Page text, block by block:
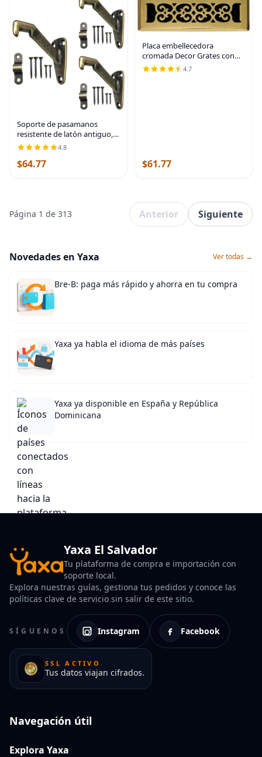
Soporte de pasamanos
resistente de latón antiguo,
paquete de 3 | HOWTOOL
4.8
$64.77
Placa embellecedora
cromada Decor Grates con
ornamento4.7
$61.77
Página 1 de 313 Anterior Siguiente
Novedades en Yaxa Ver todas →
Bre-B: paga más rápido y ahorra en tu compra
Yaxa ya habla el idioma de más países
Yaxa ya disponible en España y República
Dominicana
Yaxa El Salvador
Tu plataforma de compra e importación con
soporte local.
Explora nuestras guías, gestiona tus pedidos y conoce las
políticas clave de servicio sin salir de este sitio.
SÍGUENOS Instagram Facebook
SSL ACTIVO
Tus datos viajan cifrados.
Navegación útil
Explora Yaxa